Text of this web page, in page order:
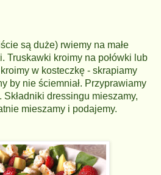
są duże) rwiemy na małe
Truskawki kroimy na połówki lub
w kosteczkę - skrapiamy
by nie ściemniał. Przyprawiamy
dressingu mieszamy,
mieszamy i podajemy.